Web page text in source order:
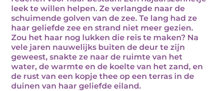
leek te willen helpen. Ze verlangde naar de
schuimende golven van de zee. Te lang had ze
haar geliefde zee en strand niet meer gezien.
Zou het haar nog lukken die reis te maken? Na
vele jaren nauwelijks buiten de deur te zijn
geweest, snakte ze naar de ruimte van het
water, de warmte en de koelte van het zand, en
de rust van een kopje thee op een terras in de
duinen van haar geliefde eiland.